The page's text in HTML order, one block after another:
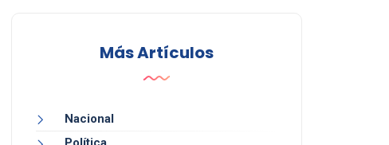
Más Artículos
Nacional